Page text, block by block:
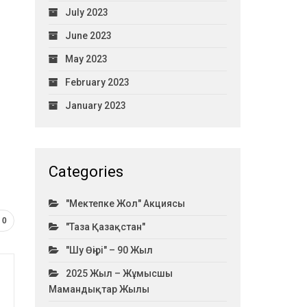
0
July 2023
June 2023
May 2023
February 2023
January 2023
Categories
"Мектепке Жол" Акциясы
"Таза Қазақстан"
"Шу Өңірі" – 90 Жыл
2025 Жыл – Жұмысшы
Мамандықтар Жылы